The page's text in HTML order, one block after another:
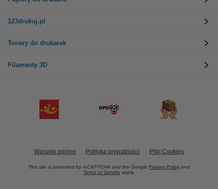
123drukuj.pl
Tonery do drukarek
Filamenty 3D
Warunki ogólne Polityka prywatności Pliki Cookies
This site is protected by reCAPTCHA and the Google Privacy Policy and
Terms of Service apply.